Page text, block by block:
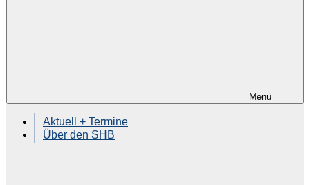
Menü
Aktuell + Termine
Über den SHB